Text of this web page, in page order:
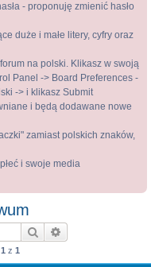
- proponuję zmienić hasło
duże i małe litery, cyfry oraz
na polski. Klikasz w swoją
Panel -> Board Preferences -
-> i klikasz Submit
i będą dodawane nowe
zamiast polskich znaków,
i swoje media
Szukaj
1 z 1